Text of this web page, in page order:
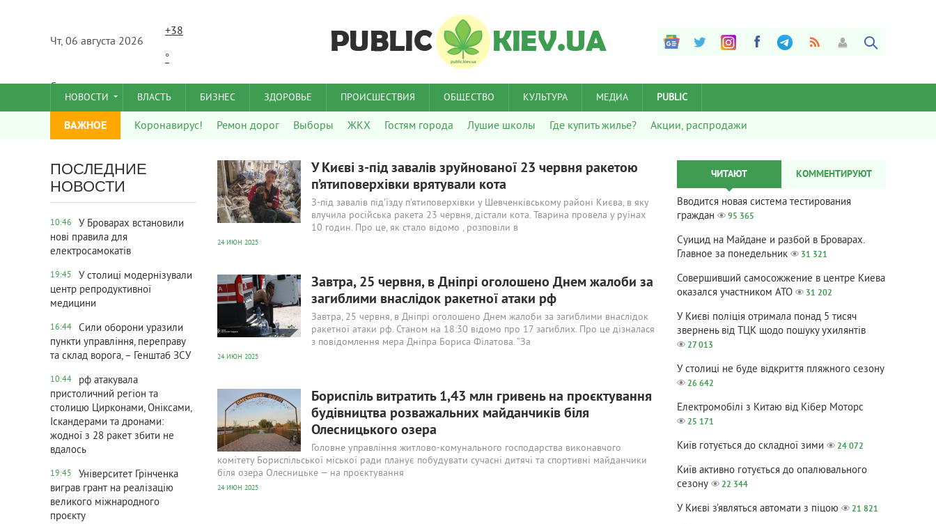
Чт, 06 августа 2026
+38
°
C
НОВОСТИ ВЛАСТЬ БИЗНЕС ЗДОРОВЬЕ ПРОИСШЕСТВИЯ ОБЩЕСТВО КУЛЬТУРА МЕДИА PUBLIC
ВАЖНОЕ Коронавирус! Ремон дорог Выборы ЖКХ Гостям города Лушие школы Где купить жилье? Акции, распродажи
ПОСЛЕДНИЕ
НОВОСТИ
10:46
У Броварах встановили
нові правила для
електросамокатів
19:45
У столиці модернізували
центр репродуктивної
медицини
16:44
Сили оборони уразили
пункти управління, переправу
та склад ворога, – Генштаб ЗСУ
10:44
рф атакувала
пристоличний регіон та
столицю Цирконами, Оніксами,
Іскандерами та дронами:
жодної з 28 ракет збити не
вдалось
19:45
Університет Грінченка
виграв грант на реалізацію
великого міжнародного
проєкту
У Києві з-під завалів зруйнованої 23 червня ракетою
п’ятиповерхівки врятували кота
З-під завалів під’їзду п’ятиповерхівки у Шевченківському районі Києва, в яку
влучила російська ракета 23 червня, дістали кота. Тварина провела у руїнах
10 годин. Про це, як стало відомо , розповіли в
24 ИЮН 2025
Завтра, 25 червня, в Дніпрі оголошено Днем жалоби за
загиблими внаслідок ракетної атаки рф
Завтра, 25 червня, в Дніпрі оголошено Днем жалоби за загиблими внаслідок
ракетної атаки рф. Станом на 18:30 відомо про 17 загиблих. Про це дізналася
з повідомлення мера Дніпра Бориса Філатова. “За
24 ИЮН 2025
Бориспіль витратить 1,43 млн гривень на проєктування
будівництва розважальних майданчиків біля
Олесницького озера
Головне управління житлово-комунального господарства виконавчого
комітету Бориспільської міської ради планує побудувати сучасні дитячі та спортивні майданчики
біля озера Олесницьке — на проєктування
24 ИЮН 2025
ЧИТАЮТ КОММЕНТИРУЮТ
Вводится новая система тестирования
граждан
95 365
Суицид на Майдане и разбой в Броварах.
Главное за понедельник
31 321
Совершивший самосожжение в центре Киева
оказался участником АТО
31 202
У Києві поліція отримала понад 5 тисяч
звернень від ТЦК щодо пошуку ухилянтів
27 013
У столиці не буде відкриття пляжного сезону
26 642
Електромобілі з Китаю від Кібер Моторс
25 171
Київ готується до складної зими 24 072
Київ активно готується до опалювального
сезону
22 344
У Києві з’являться автомати з піцою 21 821